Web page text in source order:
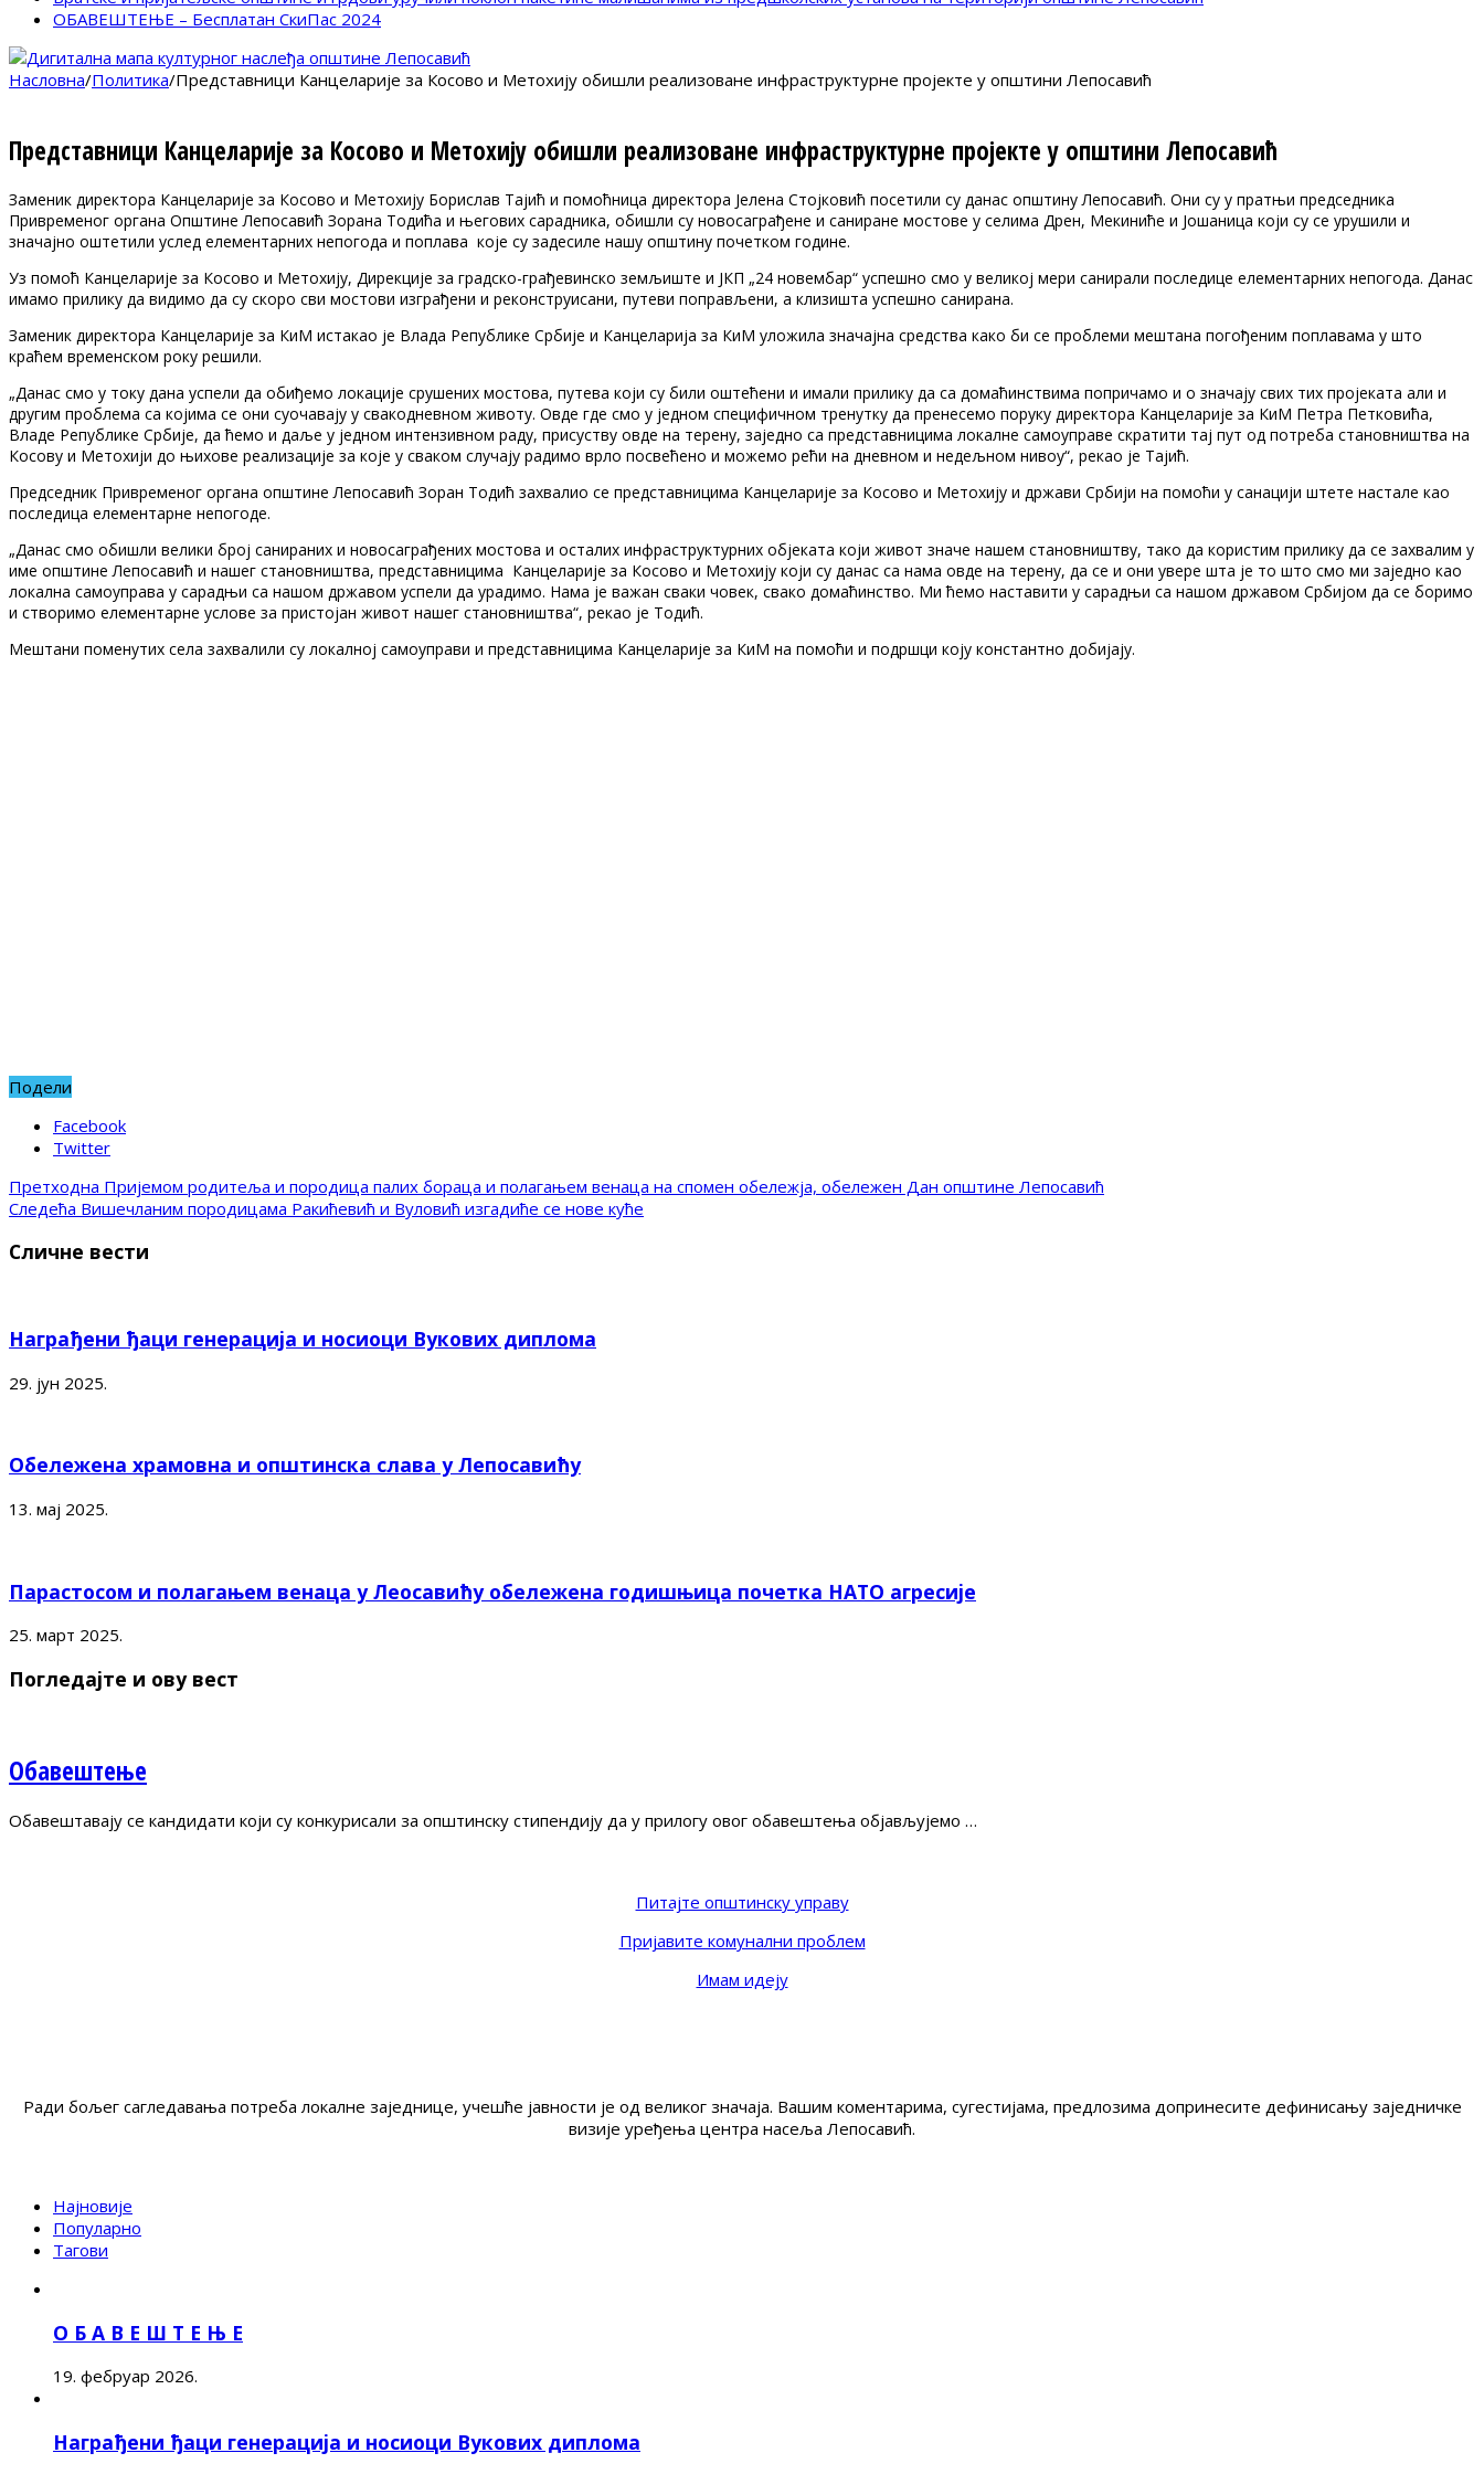
ОБАВЕШТЕЊЕ – Бесплатан СкиПас 2024
Насловна/Политика/Представници Канцеларије за Косово и Метохију обишли реализоване инфраструктурне пројекте у општини Лепосавић
Представници Канцеларије за Косово и Метохију обишли реализоване инфраструктурне пројекте у општини Лепосавић
Заменик директора Канцеларије за Косово и Метохију Борислав Тајић и помоћница директора Јелена Стојковић посетили су данас општину Лепосавић. Они су у пратњи председника
Привременог органа Општине Лепосавић Зорана Тодића и његових сарадника, обишли су новосаграђене и саниране мостове у селима Дрен, Мекиниће и Јошаница који су се урушили и
значајно оштетили услед елементарних непогода и поплава које су задесиле нашу општину почетком године.
Уз помоћ Канцеларије за Косово и Метохију, Дирекције за градско-грађевинско земљиште и ЈКП „24 новембар“ успешно смо у великој мери санирали последице елементарних непогода. Данас
имамо прилику да видимо да су скоро сви мостови изграђени и реконструисани, путеви поправљени, а клизишта успешно санирана.
Заменик директора Канцеларије за КиМ истакао је Влада Републике Србије и Канцеларија за КиМ уложила значајна средства како би се проблеми мештана погођеним поплавама у што
краћем временском року решили.
„Данас смо у току дана успели да обиђемо локације срушених мостова, путева који су били оштећени и имали прилику да са домаћинствима попричамо и о значају свих тих пројеката али и
другим проблема са којима се они суочавају у свакодневном животу. Овде где смо у једном специфичном тренутку да пренесемо поруку директора Канцеларије за КиМ Петра Петковића,
Владе Републике Србије, да ћемо и даље у једном интензивном раду, присуству овде на терену, заједно са представницима локалне самоуправе скратити тај пут од потреба становништва на
Косову и Метохији до њихове реализације за које у сваком случају радимо врло посвећено и можемо рећи на дневном и недељном нивоу“, рекао је Тајић.
Председник Привременог органа општине Лепосавић Зоран Тодић захвалио се представницима Канцеларије за Косово и Метохију и држави Србији на помоћи у санацији штете настале као
последица елементарне непогоде.
„Данас смо обишли велики број санираних и новосаграђених мостова и осталих инфраструктурних објеката који живот значе нашем становништву, тако да користим прилику да се захвалим у
име општине Лепосавић и нашег становништва, представницима Канцеларије за Косово и Метохију који су данас са нама овде на терену, да се и они увере шта је то што смо ми заједно као
локална самоуправа у сарадњи са нашом државом успели да урадимо. Нама је важан сваки човек, свако домаћинство. Ми ћемо наставити у сарадњи са нашом државом Србијом да се боримо
и створимо елементарне услове за пристојан живот нашег становништва“, рекао је Тодић.
Мештани поменутих села захвалили су локалној самоуправи и представницима Канцеларије за КиМ на помоћи и подршци коју константно добијају.
Подели
Facebook
Twitter
Претходна Пријемом родитеља и породица палих бораца и полагањем венаца на спомен обележја, обележен Дан општине Лепосавић
Следећа Вишечланим породицама Ракићевић и Вуловић изгадиће се нове куће
Сличне вести
Награђени ђаци генерација и носиоци Вукових диплома
29. јун 2025.
Обележена храмовна и општинска слава у Лепосавићу
13. мај 2025.
Парастосом и полагањем венаца у Леосавићу обележена годишњица почетка НАТО агресије
25. март 2025.
Погледајте и ову вест
Обавештење
Обавештавају се кандидати који су конкурисали за општинску стипендију да у прилогу овог обавештења објављујемо …
Питајте општинску управу
Пријавите комунални проблем
Имам идеју
Ради бољег сагледавања потреба локалне заједнице, учешће јавности је од великог значаја. Вашим коментарима, сугестијама, предлозима допринесите дефинисању заједничке
визије уређења центра насеља Лепосавић.
Најновије
Популарно
Тагови
О Б А В Е Ш Т Е Њ Е
19. фебруар 2026.
Награђени ђаци генерација и носиоци Вукових диплома